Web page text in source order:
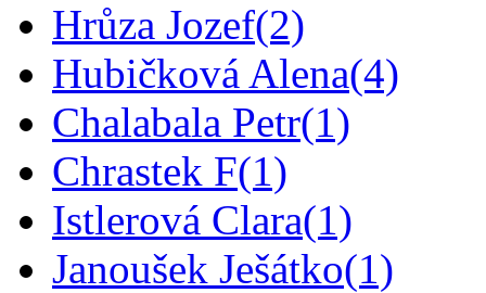
Hrůza Jozef(2)
Hubičková Alena(4)
Chalabala Petr(1)
Chrastek F(1)
Istlerová Clara(1)
Janoušek Ješátko(1)